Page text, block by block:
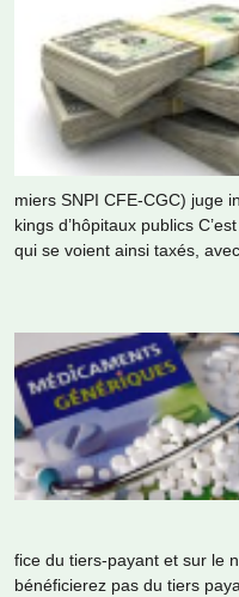
miers SNPI CFE-CGC) juge
kings d’hôpi­taux publics
qui se voient ainsi taxés,
fice du tiers-payant et sur le
béné­fi­cie­rez pas du tiers